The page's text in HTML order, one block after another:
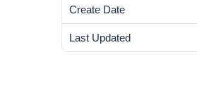
Create Date
Last Updated